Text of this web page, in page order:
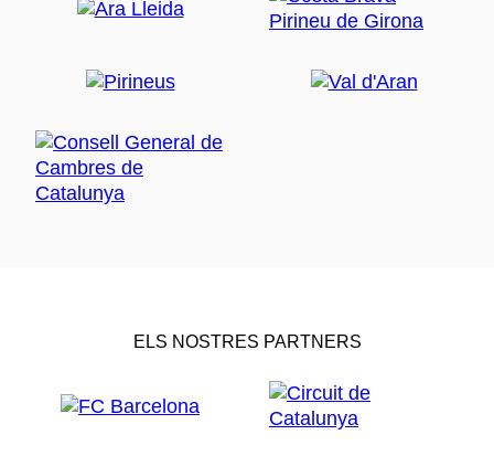
ELS NOSTRES PARTNERS